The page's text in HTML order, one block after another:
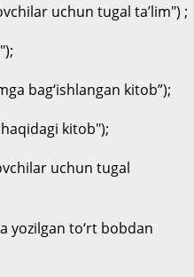
uchun tugal ta’lim") ;
bag‘ishlangan kitob”);
kitob");
uchun tugal
yozilgan to‘rt bobdan